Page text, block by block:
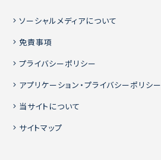
ソーシャルメディアについて
免責事項
プライバシーポリシー
アプリケーション・プライバシーポリシー
当サイトについて
サイトマップ